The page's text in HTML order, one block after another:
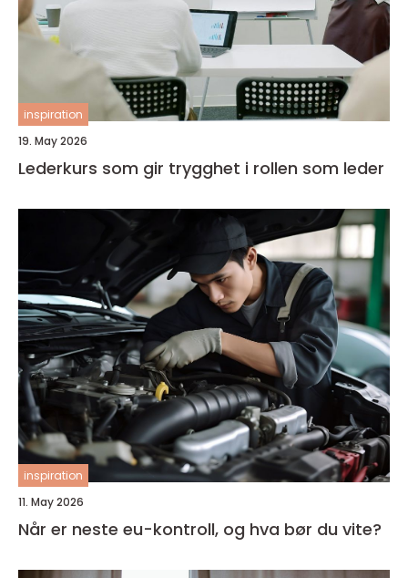
inspiration
19. May 2026
Lederkurs som gir trygghet i rollen som leder
inspiration
11. May 2026
Når er neste eu-kontroll, og hva bør du vite?